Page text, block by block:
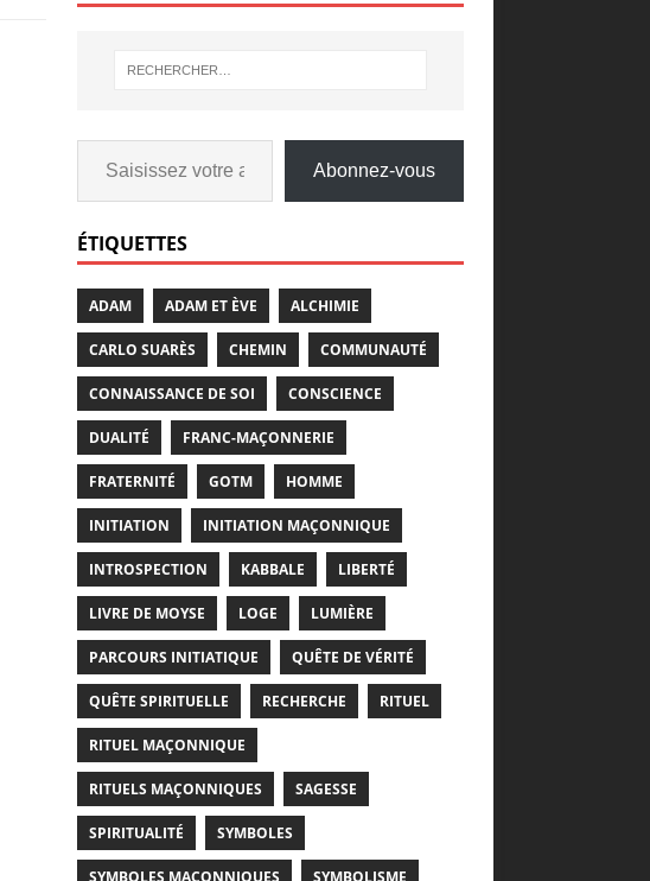
Abonnez-vous
ÉTIQUETTES
ADAM ADAM ET ÈVE ALCHIMIE
CARLO SUARÈS CHEMIN COMMUNAUTÉ
CONNAISSANCE DE SOI CONSCIENCE
DUALITÉ FRANC-MAÇONNERIE
FRATERNITÉ GOTM HOMME
INITIATION INITIATION MAÇONNIQUE
INTROSPECTION KABBALE LIBERTÉ
LIVRE DE MOYSE LOGE LUMIÈRE
PARCOURS INITIATIQUE QUÊTE DE VÉRITÉ
QUÊTE SPIRITUELLE RECHERCHE RITUEL
RITUEL MAÇONNIQUE
RITUELS MAÇONNIQUES SAGESSE
SPIRITUALITÉ SYMBOLES
SYMBOLES MAÇONNIQUES SYMBOLISME